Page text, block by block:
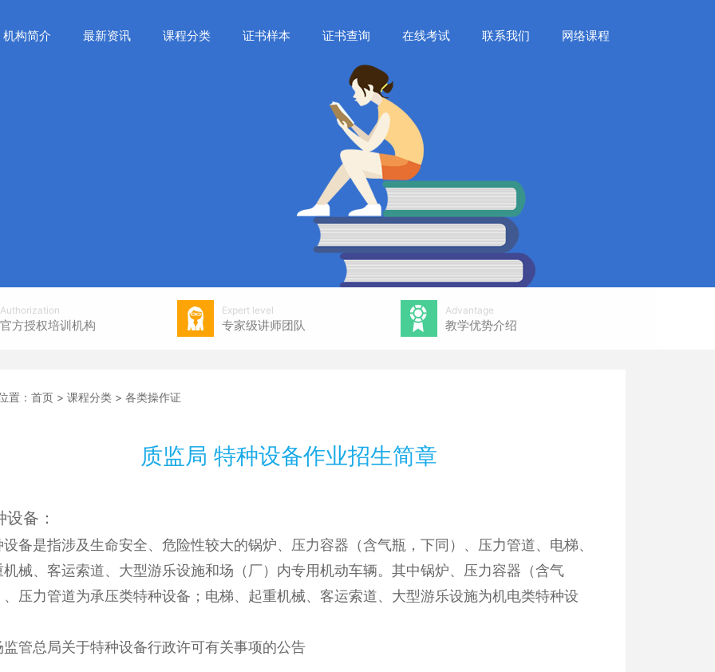
机构简介 最新资讯 课程分类 证书样本 证书查询 在线考试 联系我们 网络课程
Authorization
官方授权培训机构
Expert level
专家级讲师团队
Advantage
教学优势介绍
置： 首页 > 课程分类 > 各类操作证
质监局 特种设备作业招生简章
设备：
设备是指涉及生命安全、危险性较大的锅炉、压力容器（含气瓶，下同）、压力管道、电梯、
机械、客运索道、大型游乐设施和场（厂）内专用机动车辆。其中锅炉、压力容器（含气
、压力管道为承压类特种设备；电梯、起重机械、客运索道、大型游乐设施为机电类特种设
监管总局关于特种设备行政许可有关事项的公告